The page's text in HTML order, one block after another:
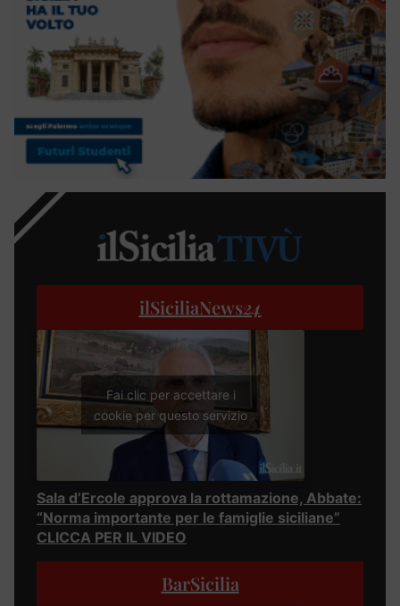
ilSiciliaNews24
Fai clic per accettare i
cookie per questo servizio
Sala d’Ercole approva la rottamazione, Abbate:
“Norma importante per le famiglie siciliane”
CLICCA PER IL VIDEO
BarSicilia